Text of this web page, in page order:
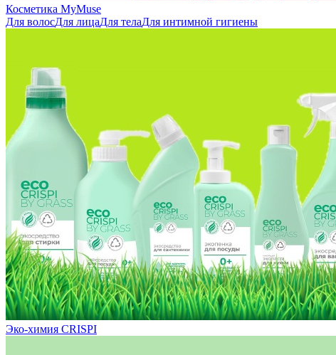
Косметика MyMuse
Для волосДля лицаДля телаДля интимной гигиены
Эко-химия CRISPI